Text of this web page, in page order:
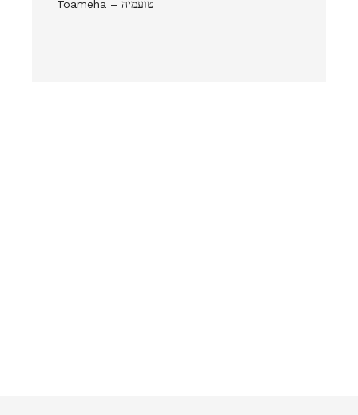
Toameha – טועמיה